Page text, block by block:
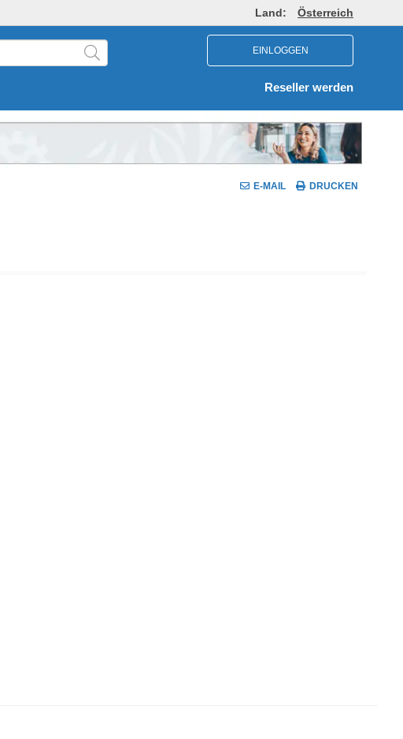
Land: Österreich
EINLOGGEN
Reseller werden
E-MAIL DRUCKEN